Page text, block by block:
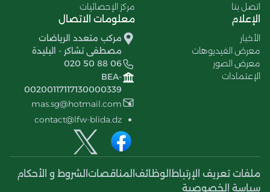
اتصل بنا
مركز الإحصائيات
الإعلام
الأخبار
معرض الفيديوهات
معرض الصور
الإعتمادات
معلومات الاتصال
مركب متعدد الرياضات
مصطفى تشاكر - البليدة
020 50 88 06
BEA-
00200117117130000339
mas.sg@hotmail.com
contact@lfw-blida.dz
ملفات تعريف الإرتباط الوظائف المناقصات الشروط و الأحكام
سياسة الخصوصية